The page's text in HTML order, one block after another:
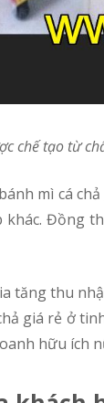
chế tạo từ
mì cá
khác. Đồng
giá rẻ ở
hữu ích